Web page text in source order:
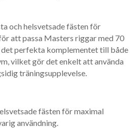
och helsvetsade fästen för
att passa Masters riggar med 70
det perfekta komplementet till både
vilket gör det enkelt att använda
träningsupplevelse.
fästen för maximal
användning.